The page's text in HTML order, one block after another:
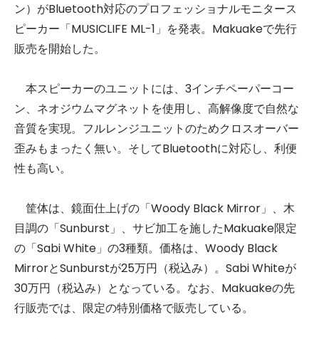
ン）がBluetooth対応のプロフェッショナルモニタース
ピーカー「MUSICLIFE ML-1」を発表。Makuakeで先行
販売を開始した。
本スピーカーのユニットには、3インチペーパーコー
ン、ネオジウムマグネットを使用し、高解像度で自然な
音質を実現。フルレンジユニットのためクロスオーバー
歪みもまったく無い。そしてBluetoothに対応し、利便
性も高い。
筐体は、鏡面仕上げの「Woody Black Mirror」、木
目調の「Sunburst」、サビ加工を施したMakuake限定
の「Sabi White」の3種類。価格は、Woody Black
MirrorとSunburstが25万円（税込み）。Sabi Whiteが
30万円（税込み）となっている。なお、Makuakeの先
行販売では、限定の特別価格で販売している。